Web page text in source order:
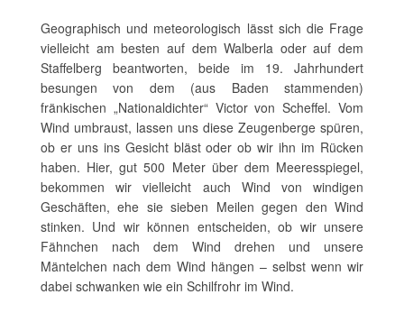
Geographisch und meteorologisch lässt sich die Frage
vielleicht am besten auf dem Walberla oder auf dem
Staffelberg beantworten, beide im 19. Jahrhundert
besungen von dem (aus Baden stammenden)
fränkischen „Nationaldichter“ Victor von Scheffel. Vom
Wind umbraust, lassen uns diese Zeugenberge spüren,
ob er uns ins Gesicht bläst oder ob wir ihn im Rücken
haben. Hier, gut 500 Meter über dem Meeresspiegel,
bekommen wir vielleicht auch Wind von windigen
Geschäften, ehe sie sieben Meilen gegen den Wind
stinken. Und wir können entscheiden, ob wir unsere
Fähnchen nach dem Wind drehen und unsere
Mäntelchen nach dem Wind hängen – selbst wenn wir
dabei schwanken wie ein Schilfrohr im Wind.